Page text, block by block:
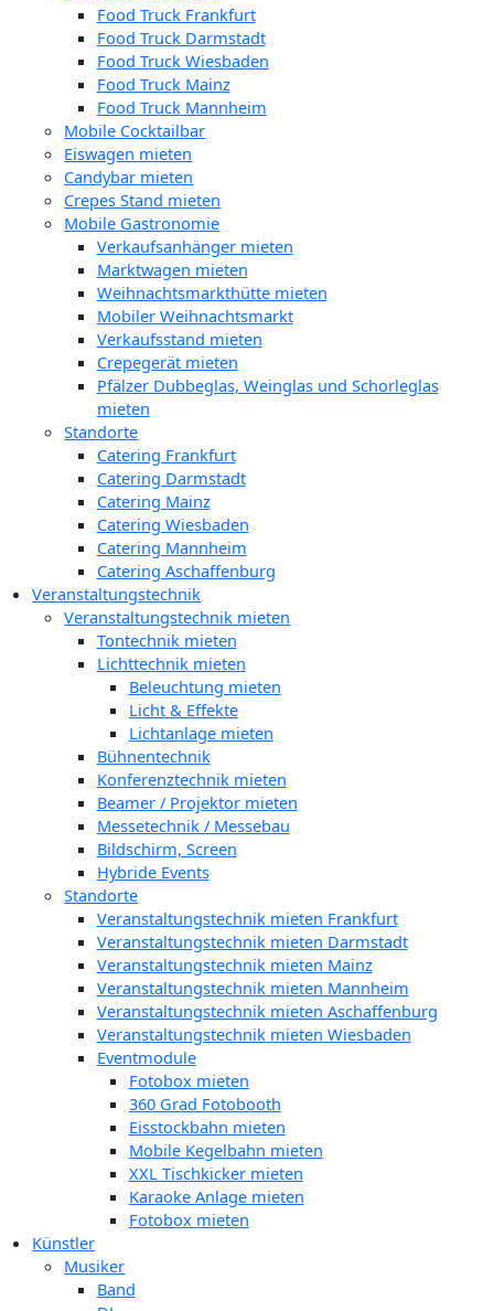
Food Truck Frankfurt
Food Truck Darmstadt
Food Truck Wiesbaden
Food Truck Mainz
Food Truck Mannheim
Mobile Cocktailbar
Eiswagen mieten
Candybar mieten
Crepes Stand mieten
Mobile Gastronomie
Verkaufsanhänger mieten
Marktwagen mieten
Weihnachtsmarkthütte mieten
Mobiler Weihnachtsmarkt
Verkaufsstand mieten
Crepegerät mieten
Pfälzer Dubbeglas, Weinglas und Schorleglas
mieten
Standorte
Catering Frankfurt
Catering Darmstadt
Catering Mainz
Catering Wiesbaden
Catering Mannheim
Catering Aschaffenburg
Veranstaltungstechnik
Veranstaltungstechnik mieten
Tontechnik mieten
Lichttechnik mieten
Beleuchtung mieten
Licht & Effekte
Lichtanlage mieten
Bühnentechnik
Konferenztechnik mieten
Beamer / Projektor mieten
Messetechnik / Messebau
Bildschirm, Screen
Hybride Events
Standorte
Veranstaltungstechnik mieten Frankfurt
Veranstaltungstechnik mieten Darmstadt
Veranstaltungstechnik mieten Mainz
Veranstaltungstechnik mieten Mannheim
Veranstaltungstechnik mieten Aschaffenburg
Veranstaltungstechnik mieten Wiesbaden
Eventmodule
Fotobox mieten
360 Grad Fotobooth
Eisstockbahn mieten
Mobile Kegelbahn mieten
XXL Tischkicker mieten
Karaoke Anlage mieten
Fotobox mieten
Künstler
Musiker
Band